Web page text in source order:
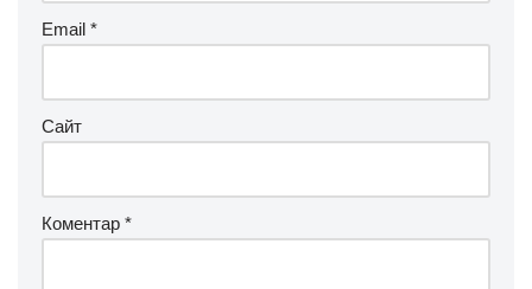
Email *
Сайт
Коментар *